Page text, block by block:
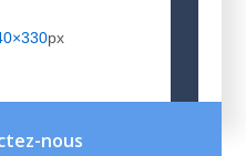
px
nous